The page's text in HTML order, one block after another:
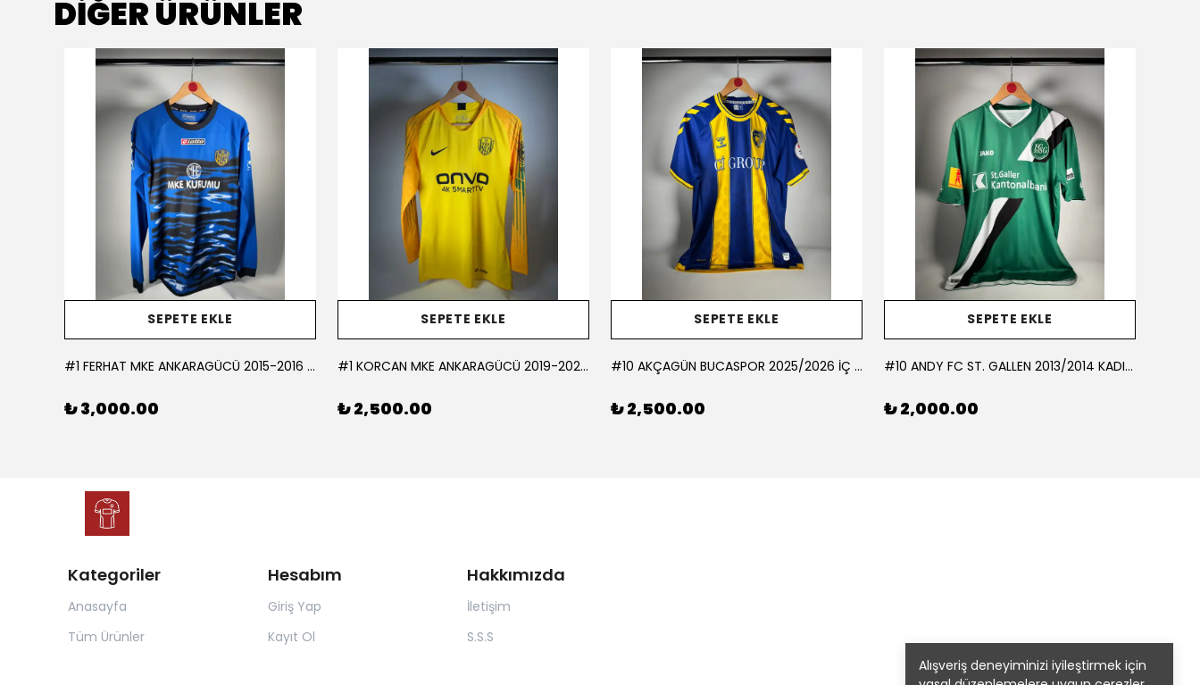
Alışveriş deneyiminizi iyileştirmek için
DİĞER ÜRÜNLER
SEPETE EKLE
#1 FERHAT MKE ANKARAGÜCÜ 2015-2016 KALECİ - LARGE
₺ 3,000.00
SEPETE EKLE
#1 KORCAN MKE ANKARAGÜCÜ 2019-2020 KALECİ - MEDIUM
₺ 2,500.00
SEPETE EKLE
#10 AKÇAGÜN BUCASPOR 2025/2026 İÇ SAHA - LARGE
₺ 2,500.00
SEPETE EKLE
#10 ANDY FC ST. GALLEN 2013/2014 KADIN FUTBOL TAKIMI İÇ SAHA - LARGE
₺ 2,000.00
Kategoriler
Anasayfa
Tüm Ürünler
Hesabım
Giriş Yap
Kayıt Ol
Hakkımızda
İletişim
S.S.S